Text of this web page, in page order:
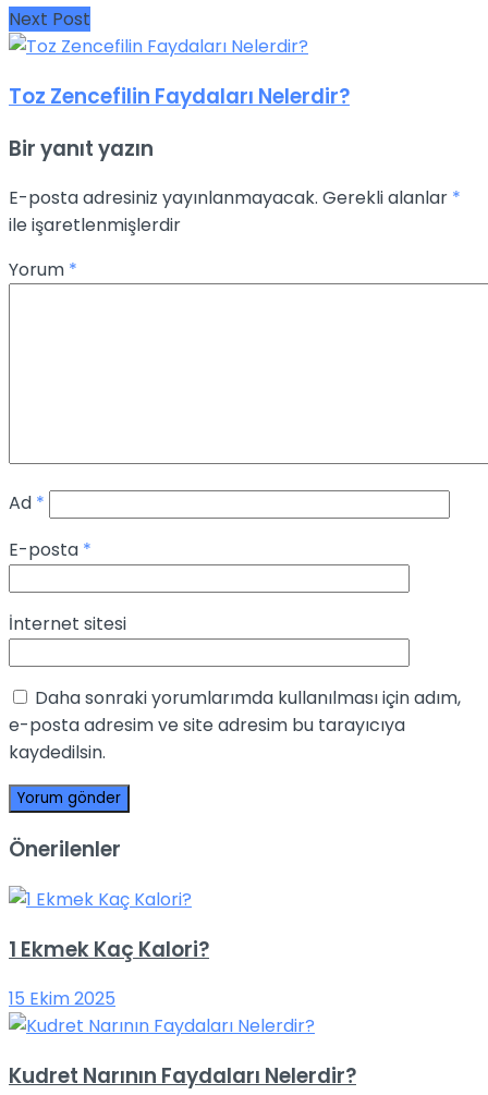
Next Post
Toz Zencefilin Faydaları Nelerdir?
Bir yanıt yazın
E-posta adresiniz yayınlanmayacak. Gerekli alanlar *
ile işaretlenmişlerdir
Yorum *
Ad *
E-posta *
İnternet sitesi
Daha sonraki yorumlarımda kullanılması için adım,
e-posta adresim ve site adresim bu tarayıcıya
kaydedilsin.
Önerilenler
1 Ekmek Kaç Kalori?
15 Ekim 2025
Kudret Narının Faydaları Nelerdir?